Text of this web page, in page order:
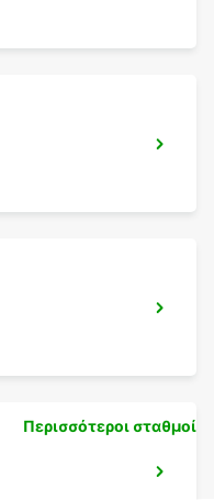
Περισσότεροι σταθμοί